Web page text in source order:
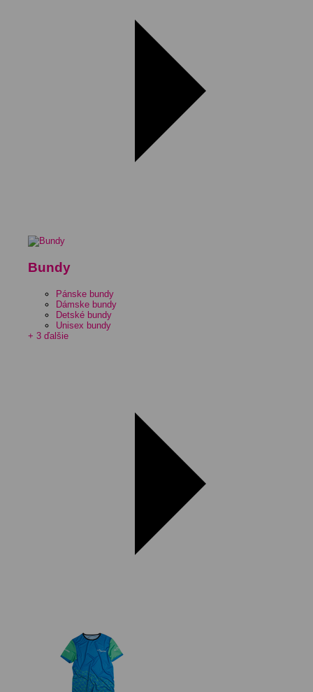
Bundy
Pánske bundy
Dámske bundy
Detské bundy
Unisex bundy
+ 3 ďalšie